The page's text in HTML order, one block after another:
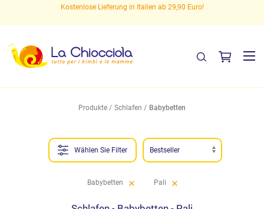
Kostenlose Lieferung in Italien ab 29,90 Euro!
Produkte Schlafen Babybetten
Wählen Sie Filter
Babybetten Pali